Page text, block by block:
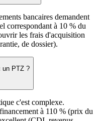
bancaires demandent
correspondant à 10 % du
les frais d'acquisition
de dossier).
un PTZ ?
c'est complexe.
à 110 % (prix du